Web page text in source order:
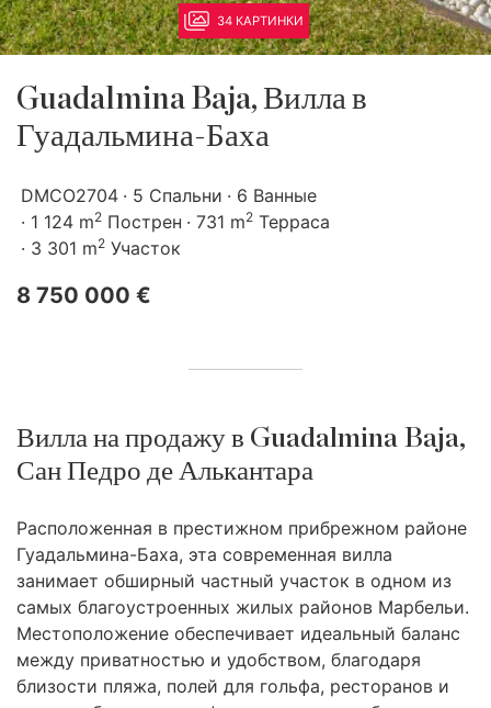
34 КАРТИНКИ
Guadalmina Baja, Вилла в
Гуадальмина-Баха
DMCO2704 5 Спальни
6 Ванные
1 124 m2 Пострен 731 m2 Терраса
3 301 m2 Участок
8 750 000 €
Вилла на продажу в Guadalmina Baja,
Сан Педро де Алькантара
Расположенная в престижном прибрежном районе
Гуадальмина-Баха, эта современная вилла
занимает обширный частный участок в одном из
самых благоустроенных жилых районов Марбельи.
Местоположение обеспечивает идеальный баланс
между приватностью и удобством, благодаря
близости пляжа, полей для гольфа, ресторанов и